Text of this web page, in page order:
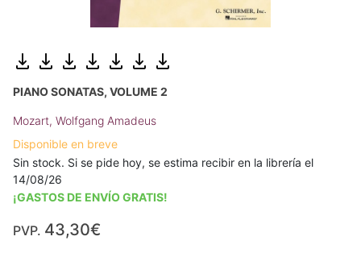
PIANO SONATAS, VOLUME 2
Mozart, Wolfgang Amadeus
Disponible en breve
Sin stock. Si se pide hoy, se estima recibir en la librería el
14/08/26
¡GASTOS DE ENVÍO GRATIS!
PVP. 43,30€